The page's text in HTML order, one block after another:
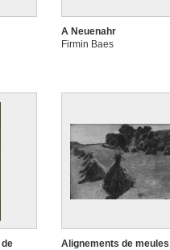
A Neuenahr
Firmin Baes
Alignements de meules